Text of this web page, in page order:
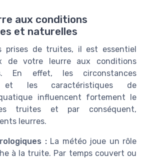
aux conditions
et naturelles
prises de truites, il est essentiel
de votre leurre aux conditions
En effet, les circonstances
et les caractéristiques de
influencent fortement le
truites et par conséquent,
leurres.
:La météo joue un rôle
à la truite. Par temps couvert ou